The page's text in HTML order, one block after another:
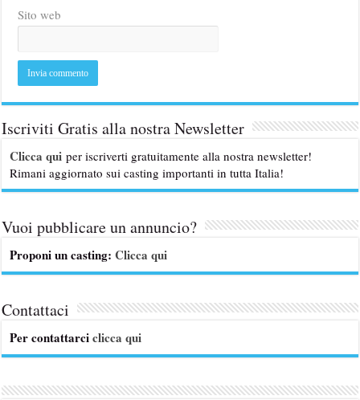
Sito web
Iscriviti Gratis alla nostra Newsletter
Clicca qui per iscriverti gratuitamente alla nostra newsletter!
Rimani aggiornato sui casting importanti in tutta Italia!
Vuoi pubblicare un annuncio?
Proponi un casting:Clicca qui
Contattaci
Per contattarciclicca qui